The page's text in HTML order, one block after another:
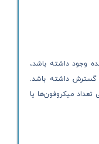
وجود داشته باشد،
گسترش داشته باشد.
میکروفون‌ها یا